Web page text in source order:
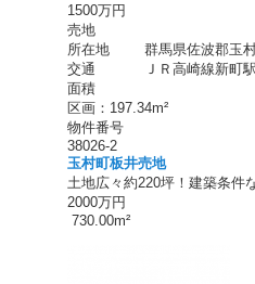
1500万円
売地
所在地
群馬県佐波郡玉
交通
ＪＲ高崎線新町
面積
区画：197.34m²
物件番号
38026-2
玉村町板井売地
土地広々約220坪！建築条件
2000万円
730.00m²